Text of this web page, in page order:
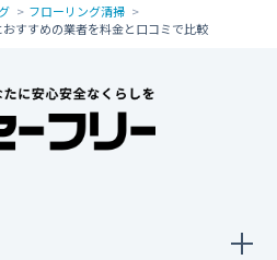
フローリング清掃
すすめの業者を料金と口コミで比較